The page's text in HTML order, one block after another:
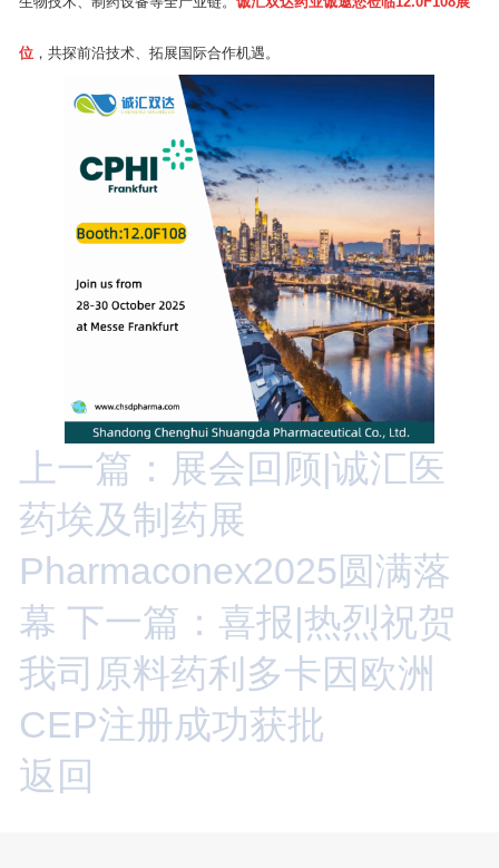
位，共探前沿技术、拓展国际合作机遇。
上一篇：展会回顾|诚汇医
药埃及制药展
Pharmaconex2025圆满落
幕 下一篇：喜报|热烈祝贺
我司原料药利多卡因欧洲
CEP注册成功获批
返回